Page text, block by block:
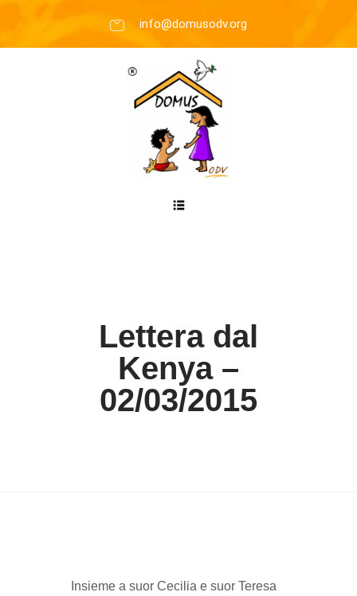
info@domusodv.org
Lettera dal
Kenya –
02/03/2015
Insieme a suor Cecilia e suor Teresa